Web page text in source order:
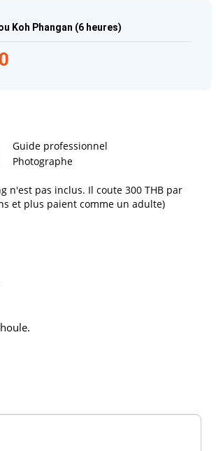
Koh Phangan (6 heures)
Guide professionnel
Photographe
n'est pas inclus. Il coute 300 THB par
et plus paient comme un adulte)